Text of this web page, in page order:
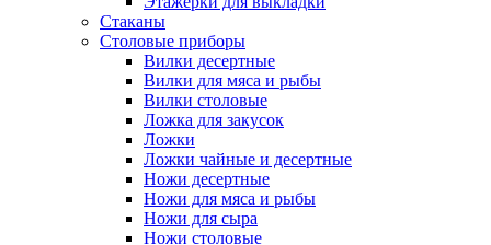
Стаканы
Столовые приборы
Вилки десертные
Вилки для мяса и рыбы
Вилки столовые
Ложка для закусок
Ложки
Ложки чайные и десертные
Ножи десертные
Ножи для мяса и рыбы
Ножи для сыра
Ножи столовые